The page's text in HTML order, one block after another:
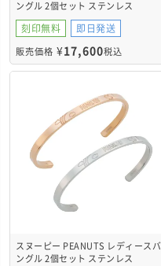
ングル 2個セット ステンレス
PNST003SV&PNST003SV
刻印無料 即日発送
販売価格 ¥17,600税込
スヌーピー PEANUTS レディースバ
ングル 2個セット ステンレス